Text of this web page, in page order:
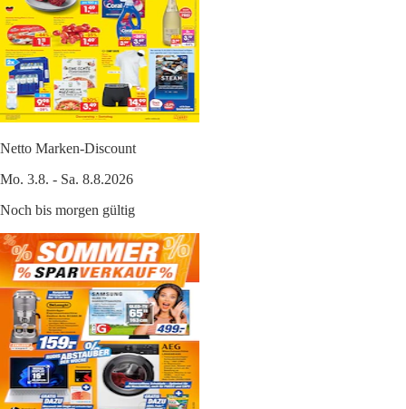
Netto Marken-Discount
Mo. 3.8. - Sa. 8.8.2026
Noch bis morgen gültig